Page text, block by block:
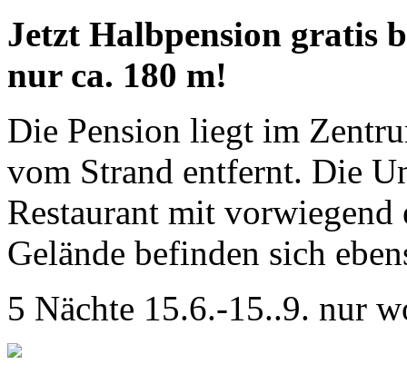
Jetzt Halbpension gratis
nur ca. 180 m!
Die Pension liegt im
vom Strand entfernt. Die
Restaurant mit
Gelände befinden sich
5 Nächte 15.6.-15..9. nur